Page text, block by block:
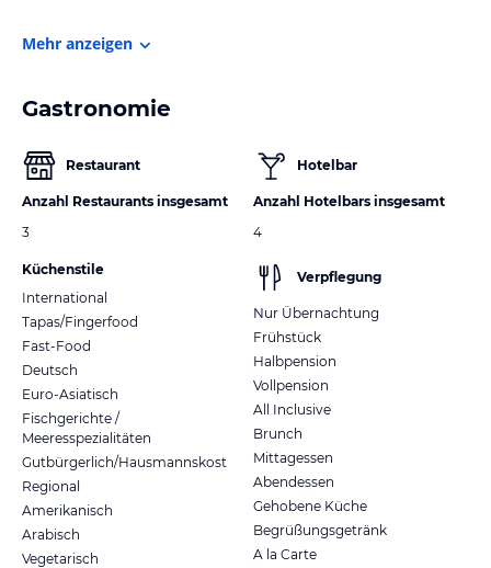
Mehr anzeigen
Gastronomie
Restaurant
Anzahl Restaurants insgesamt
3
Küchenstile
International
Tapas/Fingerfood
Fast-Food
Deutsch
Euro-Asiatisch
Fischgerichte /
Meeresspezialitäten
Gutbürgerlich/Hausmannskost
Regional
Amerikanisch
Arabisch
Vegetarisch
Hotelbar
Anzahl Hotelbars insgesamt
4
Verpflegung
Nur Übernachtung
Frühstück
Halbpension
Vollpension
All Inclusive
Brunch
Mittagessen
Abendessen
Gehobene Küche
Begrüßungsgetränk
A la Carte